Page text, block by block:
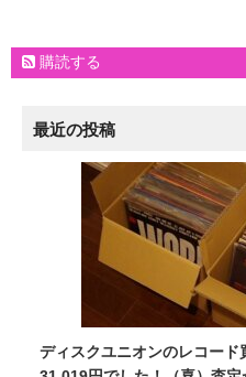
購読する
最近の投稿
ディスクユニオンのレコー